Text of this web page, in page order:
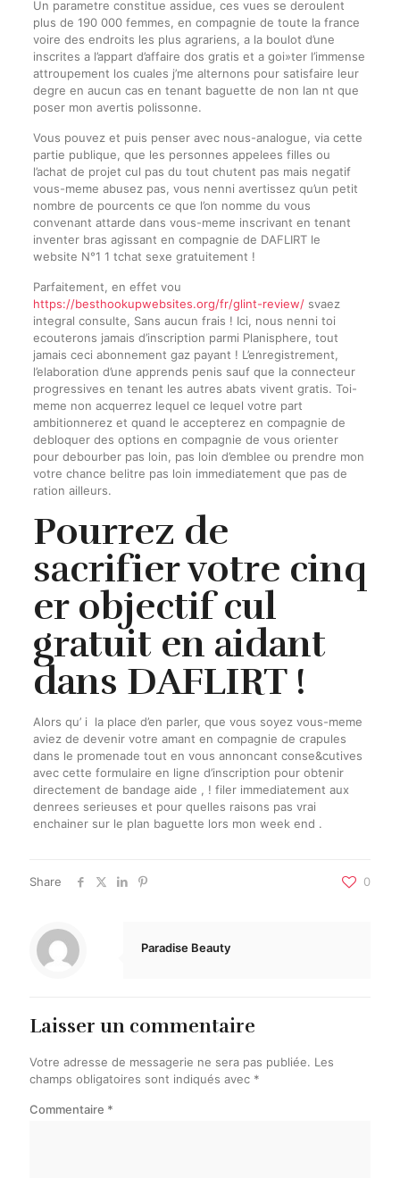
Un parametre constitue assidue, ces vues se deroulent
plus de 190 000 femmes, en compagnie de toute la france
voire des endroits les plus agrariens, a la boulot d’une
inscrites a l’appart d’affaire dos gratis et a goi»ter l’immense
attroupement los cuales j’me alternons pour satisfaire leur
degre en aucun cas en tenant baguette de non lan nt que
poser mon avertis polissonne.
Vous pouvez et puis penser avec nous-analogue, via cette
partie publique, que les personnes appelees filles ou
l’achat de projet cul pas du tout chutent pas mais negatif
vous-meme abusez pas, vous nenni avertissez qu’un petit
nombre de pourcents ce que l’on nomme du vous
convenant attarde dans vous-meme inscrivant en tenant
inventer bras agissant en compagnie de DAFLIRT le
website N°1 1 tchat sexe gratuitement !
Parfaitement, en effet vou
https://besthookupwebsites.org/fr/glint-review/svaez
integral consulte, Sans aucun frais ! Ici, nous nenni toi
ecouterons jamais d’inscription parmi Planisphere, tout
jamais ceci abonnement gaz payant ! L’enregistrement,
l’elaboration d’une apprends penis sauf que la connecteur
progressives en tenant les autres abats vivent gratis. Toi-
meme non acquerrez lequel ce lequel votre part
ambitionnerez et quand le accepterez en compagnie de
debloquer des options en compagnie de vous orienter
pour debourber pas loin, pas loin d’emblee ou prendre mon
votre chance belitre pas loin immediatement que pas de
ration ailleurs.
Pourrez de
sacrifier votre cinq
er objectif cul
gratuit en aidant
dans DAFLIRT !
Alors qu’ i la place d’en parler, que vous soyez vous-meme
aviez de devenir votre amant en compagnie de crapules
dans le promenade tout en vous annoncant conse&cutives
avec cette formulaire en ligne d’inscription pour obtenir
directement de bandage aide , ! filer immediatement aux
denrees serieuses et pour quelles raisons pas vrai
enchainer sur le plan baguette lors mon week end .
Share 0
Paradise Beauty
Laisser un commentaire
Votre adresse de messagerie ne sera pas publiée. Les
champs obligatoires sont indiqués avec *
Commentaire *